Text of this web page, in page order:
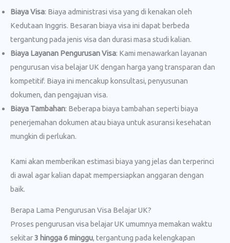
Biaya Visa: Biaya administrasi visa yang di kenakan oleh
Kedutaan Inggris. Besaran biaya visa ini dapat berbeda
tergantung pada jenis visa dan durasi masa studi kalian.
Biaya Layanan Pengurusan Visa: Kami menawarkan layanan
pengurusan visa belajar UK dengan harga yang transparan dan
kompetitif. Biaya ini mencakup konsultasi, penyusunan
dokumen, dan pengajuan visa.
Biaya Tambahan: Beberapa biaya tambahan seperti biaya
penerjemahan dokumen atau biaya untuk asuransi kesehatan
mungkin di perlukan.
Kami akan memberikan estimasi biaya yang jelas dan terperinci
di awal agar kalian dapat mempersiapkan anggaran dengan
baik.
Berapa Lama Pengurusan Visa Belajar UK?
Proses pengurusan visa belajar UK umumnya memakan waktu
sekitar3 hingga 6 minggu, tergantung pada kelengkapan